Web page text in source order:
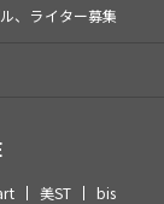
、ライター募集
美ST
bis